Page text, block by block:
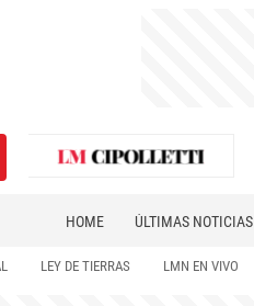
HOME ÚLTIMAS NOTICIAS
LEY DE TIERRAS LMN EN VIVO